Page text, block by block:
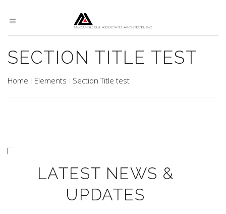
SECTION TITLE TEST
Home Elements Section Title test
LATEST NEWS &
UPDATES